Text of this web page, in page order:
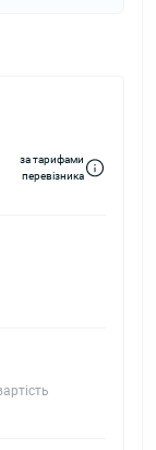
за тарифами
перевізника